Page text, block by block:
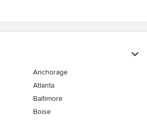
Anchorage
Atlanta
Baltimore
Boise